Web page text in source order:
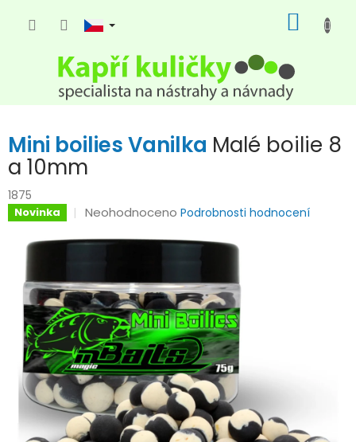
KOŠÍK
Mini boilies Vanilka Malé boilie 8
a 10mm
1875
Novinka
Průměrné
produktu
0,0
z
5
hvězdiček.
Neohodnoceno Podrobnosti hodnocení